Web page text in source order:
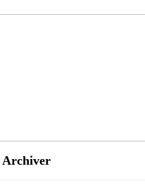
Archiver